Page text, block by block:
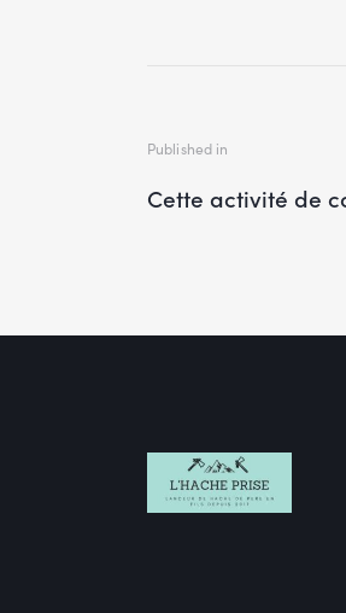
Published in
Cette activité de